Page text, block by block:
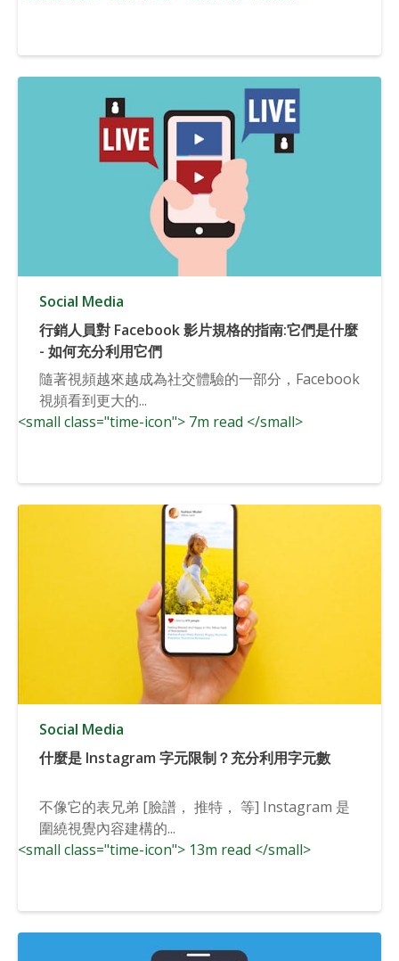
Social Media
行銷人員對 Facebook 影片規格的指南:它們是什麼
- 如何充分利用它們
隨著視頻越來越成為社交體驗的一部分，Facebook
視頻看到更大的...
<small class="time-icon"> 7m read </small>
Social Media
什麼是 Instagram 字元限制？充分利用字元數
不像它的表兄弟 [臉譜， 推特， 等] Instagram 是
圍繞視覺內容建構的...
<small class="time-icon"> 13m read </small>